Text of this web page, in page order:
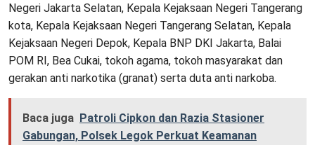
Negeri Jakarta Selatan, Kepala Kejaksaan Negeri Tangerang
kota, Kepala Kejaksaan Negeri Tangerang Selatan, Kepala
Kejaksaan Negeri Depok, Kepala BNP DKI Jakarta, Balai
POM RI, Bea Cukai, tokoh agama, tokoh masyarakat dan
gerakan anti narkotika (granat) serta duta anti narkoba.
Baca juga Patroli Cipkon dan Razia Stasioner
Gabungan, Polsek Legok Perkuat Keamanan